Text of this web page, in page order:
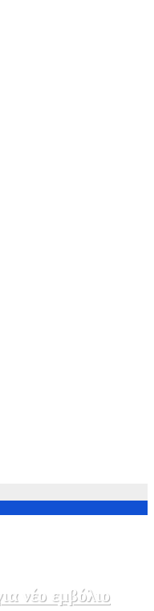
νέο εμβόλιο